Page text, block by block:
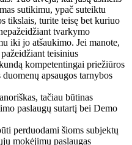
sutikimu, ypač suteiktu
tikslais, turite teisę bet kuriuo
tvarkymo
iki jo atšaukimo. Jei manote,
teisinius
kompetentingai priežiūros
apsaugos tarnybos
tačiau būtinas
paslaugų sutartį bei Demo
perduodami šioms subjektų
mokėjimų paslaugas